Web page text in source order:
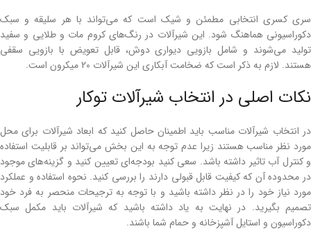
سری کسری انتخابی مطمئن و شیک است که می‌تواند با هر سلیقه و سبک
دکوراسیونی هماهنگ شود. این شیرآلات در رنگ‌های کروم مات و طلایی و سفید
تولید می‌شوند و شامل بازویی دیواری دوش، قابل تعویض با بازویی سقفی
هستند. لازم به ذکر است که ضخامت آبکاری این شیرآلات 20 میکرون است.
نکات اصلی در انتخاب شیرآلات توکار
در انتخاب شیرآلات مناسب باید اطمینان حاصل کنید که ابعاد شیرآلات برای محل
مورد نظر مناسب هستند زیرا عدم توجه به این بخش می‌تواند بر قابلیت استفاده
و کنترل آب تاثیر داشته باشد. سعی کنید بودجه‌ای تعیین کنید و گزینه‌های موجود
در محدوده آن که کیفیت قابل قبولی دارند را بررسی کنید. نحوه استفاده و عملکرد
مورد نیاز خود را در نظر داشته باشید و با توجه به ترجیحات منحصر به فرد خود
تصمیم بگیرید. در نهایت به یاد داشته باشید که شیرآلات باید مکمل سبک
دکوراسیون و استایل آشپزخانه و حمام شما باشند.